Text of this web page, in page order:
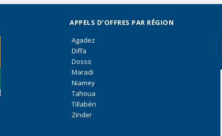
APPELS D’OFFRES PAR RÉGION
Agadez
Diffa
Dosso
Maradi
Niamey
Tahoua
Tillabéri
Zinder